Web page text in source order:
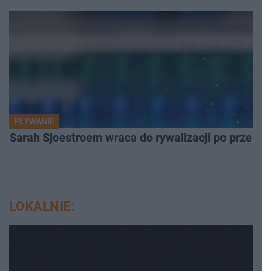
PŁYWANIE
Sarah Sjoestroem wraca do rywalizacji po
LOKALNIE: